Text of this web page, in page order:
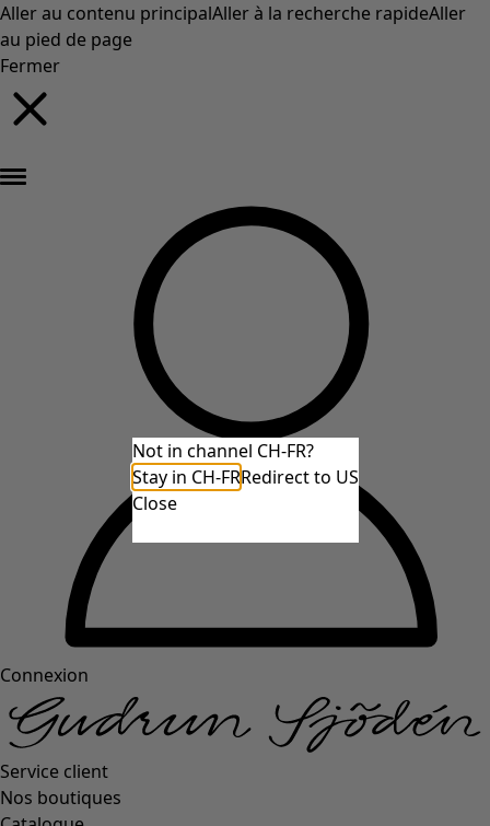
Aller au contenu principalAller à la recherche rapideAller
au pied de page
Fermer
Connexion
Service client
Nos boutiques
Not in channel CH-FR?
Stay in CH-FRRedirect to US
Close